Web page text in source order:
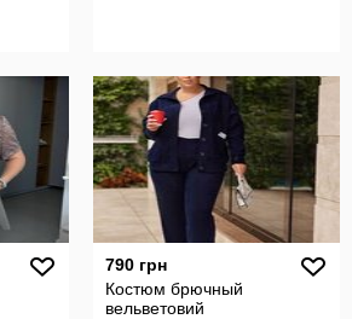
790 грн
Костюм брючный
вельветовий